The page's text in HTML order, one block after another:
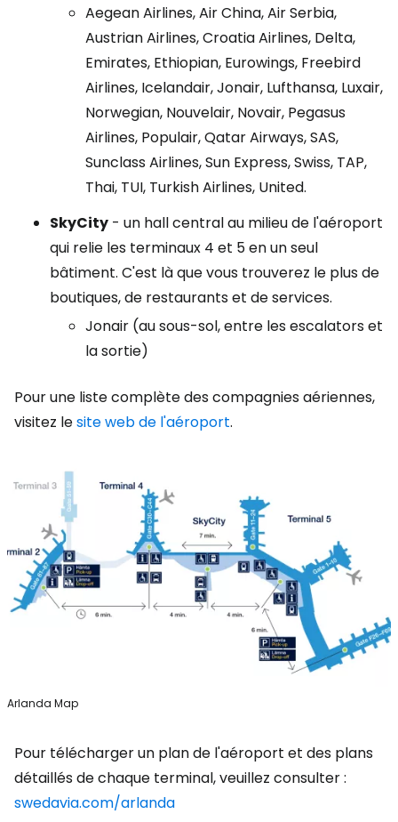
Aegean Airlines, Air China, Air Serbia,
Austrian Airlines, Croatia Airlines, Delta,
Emirates, Ethiopian, Eurowings, Freebird
Airlines, Icelandair, Jonair, Lufthansa, Luxair,
Norwegian, Nouvelair, Novair, Pegasus
Airlines, Populair, Qatar Airways, SAS,
Sunclass Airlines, Sun Express, Swiss, TAP,
Thai, TUI, Turkish Airlines, United.
SkyCity - un hall central au milieu de l'aéroport
qui relie les terminaux 4 et 5 en un seul
bâtiment. C'est là que vous trouverez le plus de
boutiques, de restaurants et de services.
Jonair (au sous-sol, entre les escalators et
la sortie)
Pour une liste complète des compagnies aériennes,
visitez lesite web de l'aéroport.
Arlanda Map
Pour télécharger un plan de l'aéroport et des plans
détaillés de chaque terminal, veuillez consulter :
swedavia.com/arlanda